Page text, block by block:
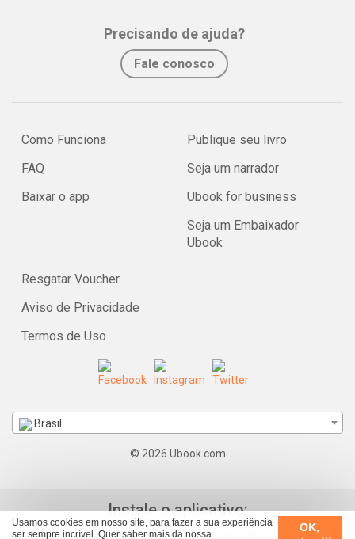
Usamos cookies em nosso site, para fazer a sua experiência
ser sempre incrível. Quer saber mais da nossa
OK,
Precisando de ajuda?
Fale conosco
Como Funciona
FAQ
Baixar o app
Publique seu livro
Seja um narrador
Ubook for business
Seja um Embaixador
Ubook
Resgatar Voucher
Aviso de Privacidade
Termos de Uso
Brasil
© 2026 Ubook.com
Instale o aplicativo: